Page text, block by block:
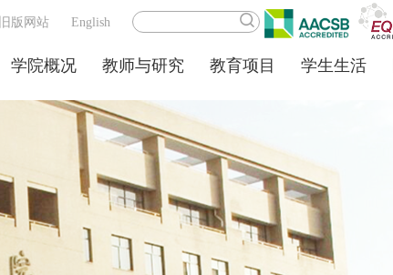
旧版网站 English
学院概况 教师与研究 教育项目 学生生活